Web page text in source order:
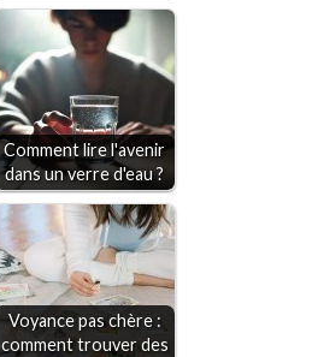
Comment lire l'avenir
dans un verre d'eau ?
Voyance pas chère :
comment trouver des